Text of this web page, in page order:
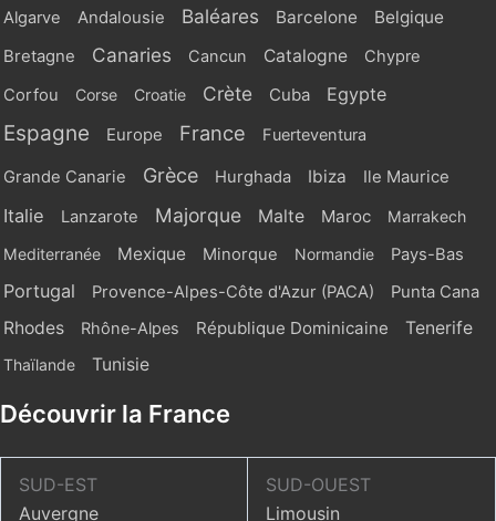
Algarve Andalousie Baléares Barcelone Belgique
Bretagne Canaries Cancun Catalogne
Chypre
Corfou
Corse Croatie Crète Cuba Egypte
Espagne Europe France Fuerteventura
Grande Canarie Grèce Hurghada Ibiza Ile Maurice
Italie Lanzarote Majorque Malte Maroc
Marrakech
Mediterranée
Mexique Minorque Normandie Pays-Bas
Portugal Provence-Alpes-Côte d'Azur (PACA) Punta Cana
Rhodes Rhône-Alpes République Dominicaine Tenerife
Thaïlande Tunisie
Découvrir la France
SUD-EST
Auvergne
SUD-OUEST
Limousin